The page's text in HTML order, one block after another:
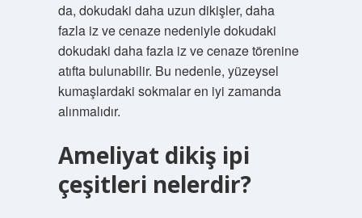
da, dokudaki daha uzun dikişler, daha
fazla iz ve cenaze nedeniyle dokudaki
dokudaki daha fazla iz ve cenaze törenine
atıfta bulunabilir. Bu nedenle, yüzeysel
kumaşlardaki sokmalar en iyi zamanda
alınmalıdır.
Ameliyat dikiş ipi
çeşitleri nelerdir?